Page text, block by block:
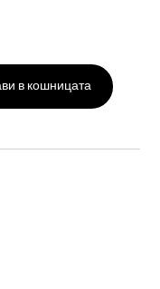
в кошницата